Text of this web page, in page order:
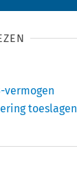
vermogen
toeslagen